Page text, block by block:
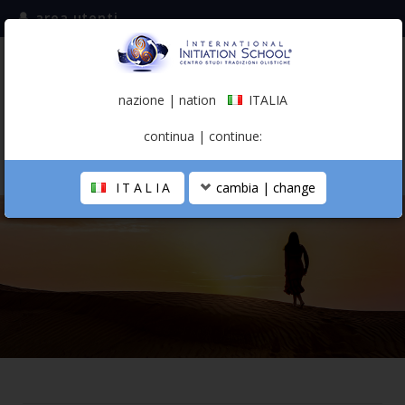
iscriviti alla mailing list
(italiano)
area utenti
LA SCUOLA
nazione | nation ITALIA
continua | continue:
ITALIA cambia | change